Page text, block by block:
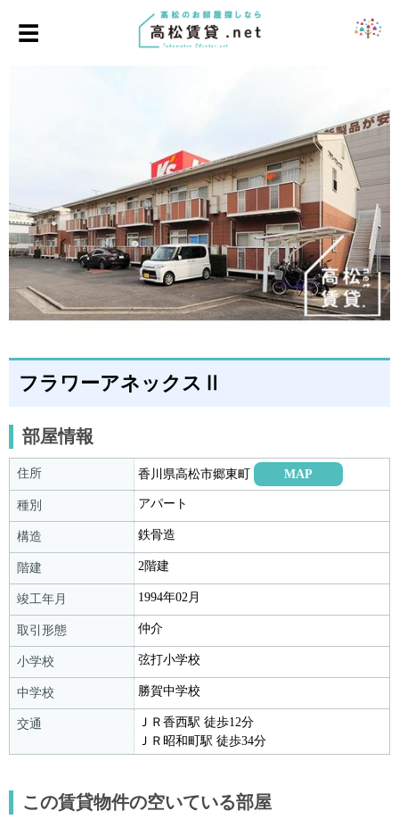
☰
フラワーアネックスⅡ
部屋情報
住所 香川県高松市郷東町 MAP
種別 アパート
構造 鉄骨造
階建 2階建
竣工年月 1994年02月
取引形態 仲介
小学校 弦打小学校
中学校 勝賀中学校
交通
ＪＲ香西駅 徒歩12分
ＪＲ昭和町駅 徒歩34分
この賃貸物件の空いている部屋